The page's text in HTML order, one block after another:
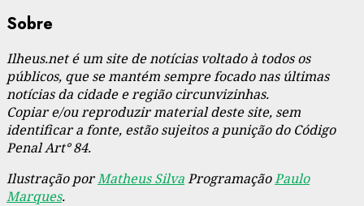
Sobre
Ilheus.net é um site de notícias voltado à todos os
públicos, que se mantém sempre focado nas últimas
notícias da cidade e região circunvizinhas.
Copiar e/ou reproduzir material deste site, sem
identificar a fonte, estão sujeitos a punição do Código
Penal Art° 84.
Ilustração porMatheus SilvaProgramaçãoPaulo
Marques.